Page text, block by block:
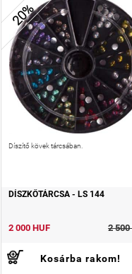
20%
Díszítő kövek tárcsában.
DÍSZKŐTÁRCSA - LS 144
2 000 HUF 2 500
Kosárba rakom!